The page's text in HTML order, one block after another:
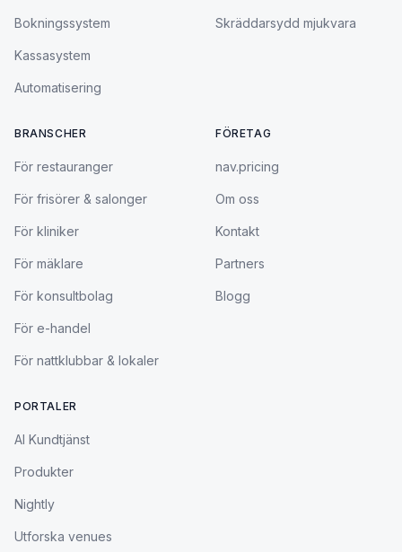
Bokningssystem
Kassasystem
Automatisering
Skräddarsydd mjukvara
BRANSCHER
För restauranger
För frisörer & salonger
För kliniker
För mäklare
För konsultbolag
För e-handel
För nattklubbar & lokaler
FÖRETAG
nav.pricing
Om oss
Kontakt
Partners
Blogg
PORTALER
AI Kundtjänst
Produkter
Nightly
Utforska venues